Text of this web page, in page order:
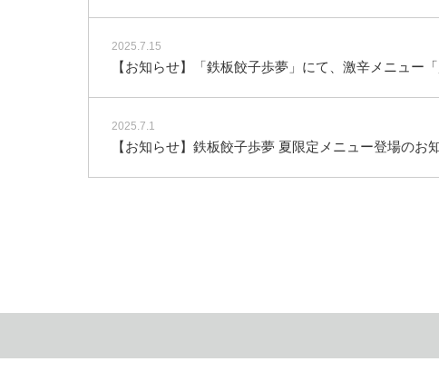
2025.7.15
【お知らせ】「鉄板餃子歩夢」にて、激辛メニュ
2025.7.1
【お知らせ】鉄板餃子歩夢 夏限定メニュー登場のお